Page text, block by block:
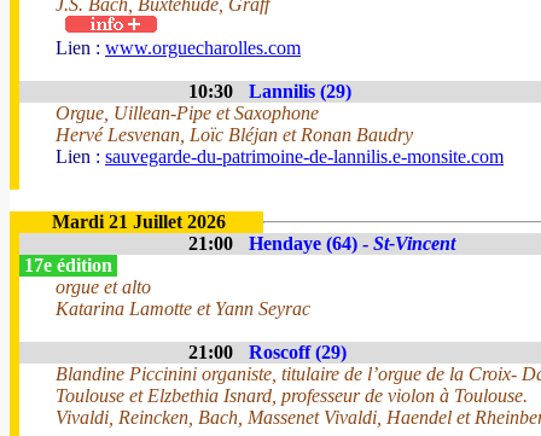
J.S. Bach, Buxtehude, Graff
Lien : www.orguecharolles.com
10:30
Lannilis (29)
Orgue, Uillean-Pipe et Saxophone
Hervé Lesvenan, Loïc Bléjan et Ronan Baudry
Lien : sauvegarde-du-patrimoine-de-lannilis.e-monsite.com
Mardi 21 Juillet 2026
21:00
Hendaye (64) - St-Vincent
17e édition
orgue et alto
Katarina Lamotte et Yann Seyrac
21:00
Roscoff (29)
Blandine Piccinini organiste, titulaire de l’orgue de la Croix-
Toulouse et Elzbethia Isnard, professeur de violon à Toulouse.
Vivaldi, Reincken, Bach, Massenet Vivaldi, Haendel et